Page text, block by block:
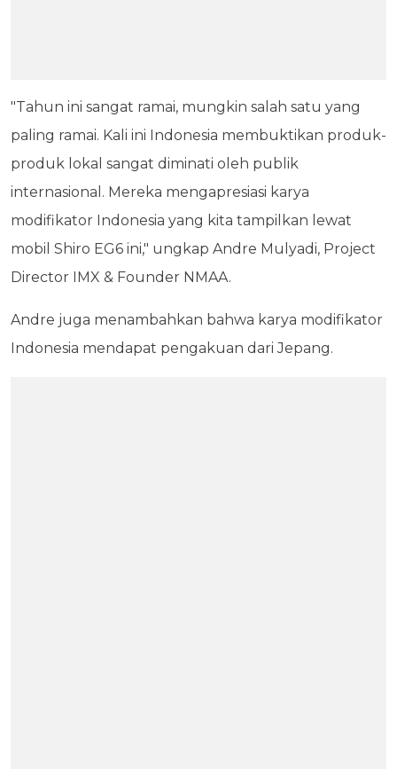
"Tahun ini sangat ramai, mungkin salah satu yang
paling ramai. Kali ini Indonesia membuktikan produk-
produk lokal sangat diminati oleh publik
internasional. Mereka mengapresiasi karya
modifikator Indonesia yang kita tampilkan lewat
mobil Shiro EG6 ini," ungkap Andre Mulyadi, Project
Director IMX & Founder NMAA.
Andre juga menambahkan bahwa karya modifikator
Indonesia mendapat pengakuan dari Jepang.